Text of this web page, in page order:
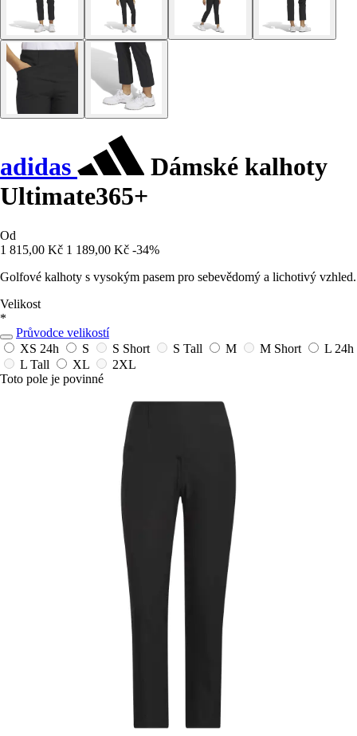
adidas
Dámské kalhoty
Ultimate365+
Od
1 815,00 Kč 1 189,00 Kč -34%
Golfové kalhoty s vysokým pasem pro sebevědomý a lichotivý vzhled.
Velikost
*
Průvodce velikostí
XS 24h S S Short S Tall M M Short L 24h
L Tall
XL
2XL
Toto pole je povinné